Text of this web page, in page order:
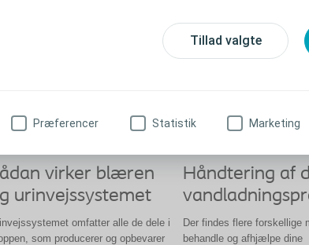
Tillad valgte
Præferencer Statistik Marketing
virker blæren
urinvejssystemet
omfatter alle de dele i
som producerer og opbevarer
Håndtering af
Der findes flere forskellige
behandle og afhjælpe dine